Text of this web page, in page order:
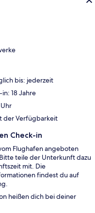
bis: jederzeit
18 Jahre
der Verfügbarkeit
Check-in
Flughafen angeboten
teile der Unterkunft dazu
mit. Die
findest du auf
heißen dich bei deiner